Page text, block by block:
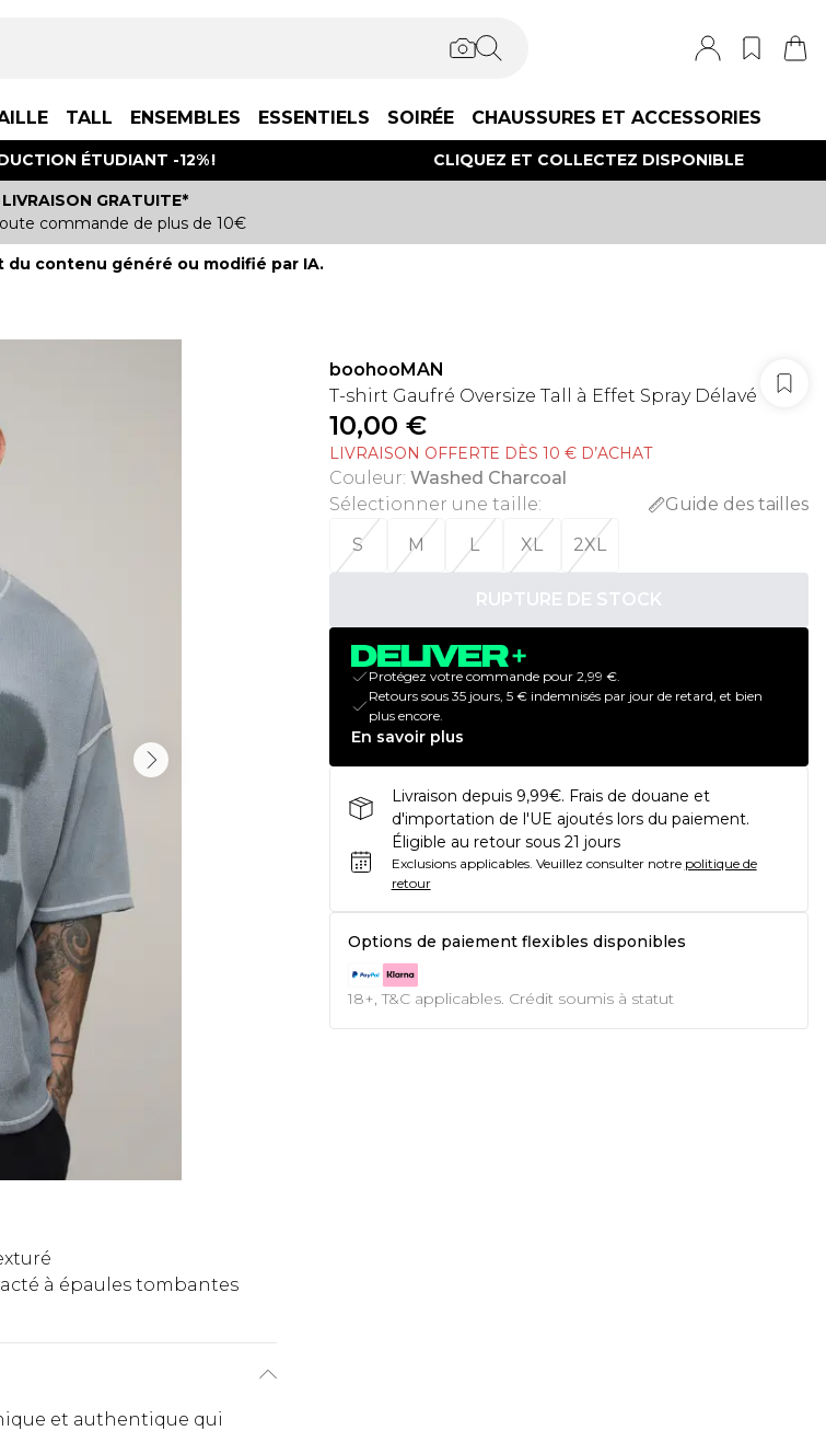
TALL ENSEMBLES ESSENTIELS SOIRÉE CHAUSSURES ET ACCESSORIES
ÉTUDIANT -12% ! CLIQUEZ ET COLLECTEZ DISPONIBLE
LIVRAISON GRATUITE*
commande de plus de 10€
du contenu généré ou modifié par IA.
à épaules tombantes
et authentique qui
boohooMAN
T-shirt Gaufré Oversize Tall à Effet Spray Délavé
10,00 €
LIVRAISON OFFERTE DÈS 10 € D’ACHAT
Couleur: Washed Charcoal
Sélectionner une taille:
Guide des tailles
S
M L XL 2XL
RUPTURE DE STOCK
Protégez votre commande pour 2,99 €.
Retours sous 35 jours, 5 € indemnisés par jour de retard, et bien
plus encore.
En savoir plus
Livraison depuis 9,99€. Frais de douane et
d'importation de l'UE ajoutés lors du paiement.
Éligible au retour sous 21 jours
Exclusions applicables. Veuillez consulter notre politique de
retour
Options de paiement flexibles disponibles
18+, T&C applicables. Crédit soumis à statut